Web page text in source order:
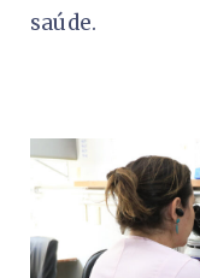
saúde.